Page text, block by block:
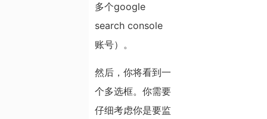
多个google
search console
账号）。
然后，你将看到一
个多选框。你需要
仔细考虑你是要监